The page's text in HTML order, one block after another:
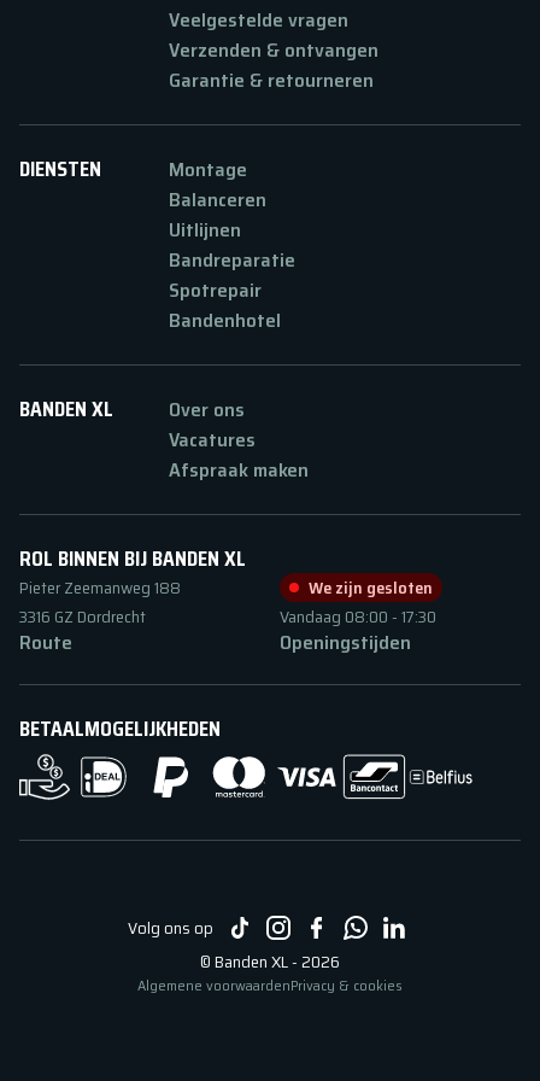
Veelgestelde vragen
Verzenden & ontvangen
Garantie & retourneren
DIENSTEN
Montage
Balanceren
Uitlijnen
Bandreparatie
Spotrepair
Bandenhotel
BANDEN XL
Over ons
Vacatures
Afspraak maken
ROL BINNEN BIJ BANDEN XL
Pieter Zeemanweg188
3316 GZ Dordrecht
Route
We zijn gesloten
Vandaag 08:00 -17:30
Openingstijden
BETAALMOGELIJKHEDEN
Volg ons op
Algemene voorwaardenPrivacy & cookies
©Banden XL-2026